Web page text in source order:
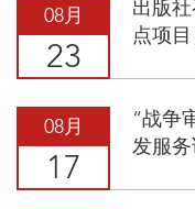
08月
23
出版
点项
08月
17
“战争
发服